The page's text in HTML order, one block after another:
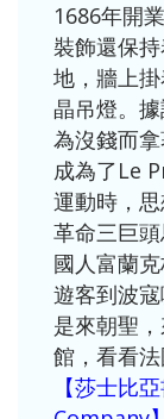
1686年開
裝飾還保
地，牆上
晶吊燈。
為沒錢而
成為了Le
運動時，
革命三巨
國人富蘭
遊客到波
是來朝聖
館，看看法
【莎士比